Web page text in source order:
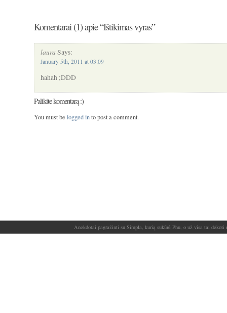
Komentarai (1) apie “Ištikimas vyras”
lauraSays:
January 5th, 2011 at 03:09
hahah ;DDD
Palikite komentarą :)
You must be logged into post a comment.
Anekdotai pagražinti su Simpla, kurią sukūrė Phu, o už visa tai